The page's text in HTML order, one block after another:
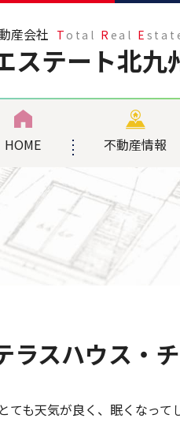
産会社 T otal R eal E
ステート北九
HOME 不動産情報
ラスハウス・
ても天気が良く、眠くなっ